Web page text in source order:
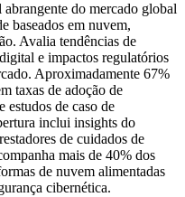
do mercado global
baseados em nuvem,
Avalia tendências de
e impactos regulatórios
Aproximadamente 67%
taxas de adoção de
estudos de caso de
inclui insights do
de cuidados de
mais de 40% dos
de nuvem alimentadas
cibernética.